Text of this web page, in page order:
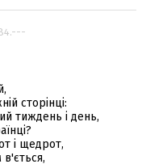
сторінці:
тиждень і день,
і щедрот,